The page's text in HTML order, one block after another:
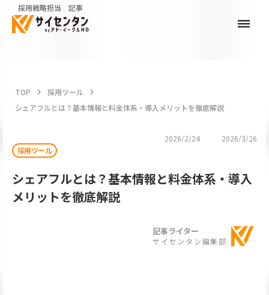
dehaze
TOP keyboard_arrow_right 採用ツール keyboard_arrow_right
シェアフルとは？基本情報と料金体系・導入メリットを徹底解説
2026/2/24
2026/3/26
採用ツール
シェアフルとは？基本情報と料金体系・導入
メリットを徹底解説
記事ライター
サイセンタン編集部
採用戦略担当 記事